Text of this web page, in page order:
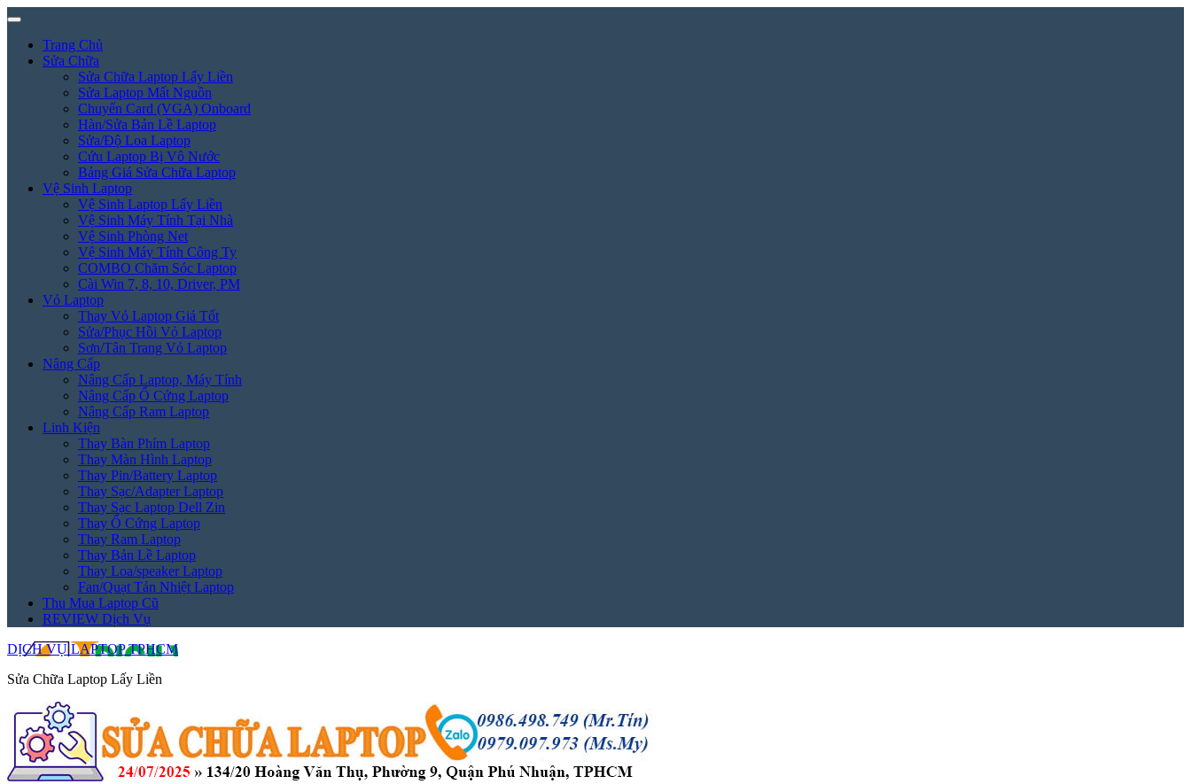
Trang Chủ
Sửa Chữa
Sửa Chữa Laptop Lấy Liền
Sửa Laptop Mất Nguồn
Chuyển Card (VGA) Onboard
Hàn/Sửa Bản Lề Laptop
Sửa/Độ Loa Laptop
Cứu Laptop Bị Vô Nước
Bảng Giá Sửa Chữa Laptop
Vệ Sinh Laptop
Vệ Sinh Laptop Lấy Liền
Vệ Sinh Máy Tính Tại Nhà
Vệ Sinh Phòng Net
Vệ Sinh Máy Tính Công Ty
COMBO Chăm Sóc Laptop
Cài Win 7, 8, 10, Driver, PM
Vỏ Laptop
Thay Vỏ Laptop Giá Tốt
Sửa/Phục Hồi Vỏ Laptop
Sơn/Tân Trang Vỏ Laptop
Nâng Cấp
Nâng Cấp Laptop, Máy Tính
Nâng Cấp Ổ Cứng Laptop
Nâng Cấp Ram Laptop
Linh Kiện
Thay Bàn Phím Laptop
Thay Màn Hình Laptop
Thay Pin/Battery Laptop
Thay Sạc/Adapter Laptop
Thay Sạc Laptop Dell Zin
Thay Ổ Cứng Laptop
Thay Ram Laptop
Thay Bản Lề Laptop
Thay Loa/speaker Laptop
Fan/Quạt Tản Nhiệt Laptop
Thu Mua Laptop Cũ
REVIEW Dịch Vụ
DỊCH VỤ LAPTOP TPHCM
Sửa Chữa Laptop Lấy Liền